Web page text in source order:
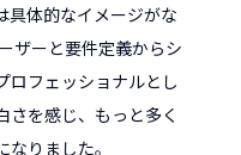
具体的なイメージがな
ザーと要件定義からシ
ロフェッショナルとし
さを感じ、もっと多く
りました。